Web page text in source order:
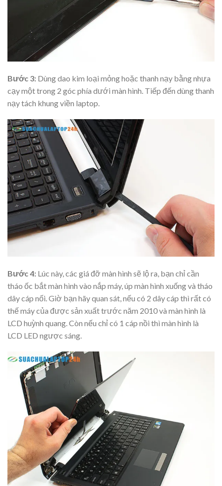
Bước 3: Dùng dao kim loại mỏng hoặc thanh nạy bằng nhựa
cạy một trong 2 góc phía dưới màn hình. Tiếp đến dùng thanh
nạy tách khung viền laptop.
Bước 4: Lúc này, các giá đỡ màn hình sẽ lộ ra, bạn chỉ cần
tháo ốc bắt màn hình vào nắp máy, úp màn hình xuống và tháo
dây cáp nối. Giờ bạn hãy quan sát, nếu có 2 dây cáp thì rất có
thế máy của được sản xuất trước năm 2010 và màn hình là
LCD huỳnh quang. Còn nếu chỉ có 1 cáp nồi thì màn hình là
LCD LED ngược sáng.